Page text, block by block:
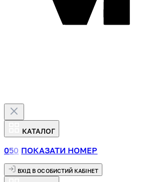
КАТАЛОГ
050 ПОКАЗАТИ НОМЕР
ВХІД В ОСОБИСТИЙ КАБІНЕТ